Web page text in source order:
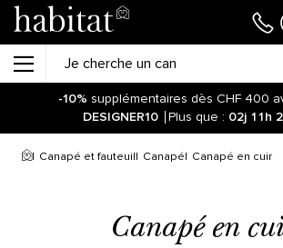
-10% supplémentaires dès CHF 400
DESIGNER10
Plus que : 02j 11h
Canapé et fauteuil Canapé Canapé en cuir
Canapé en